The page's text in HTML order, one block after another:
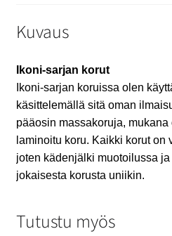
Kuvaus
Ikoni-sarjan korut
Ikoni-sarjan koruissa olen
käsittelemällä sitä oman
pääosin massakoruja, mukana
laminoitu koru. Kaikki korut on
joten kädenjälki muotoilussa
jokaisesta korusta uniikin.
Tutustu myös